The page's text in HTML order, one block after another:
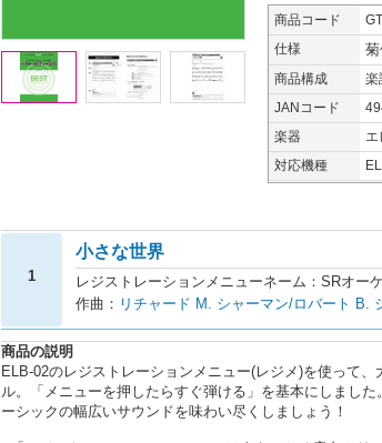
商品コード
仕様
商品構成
楽
JANコード
楽器
エ
対応機種
1
小さな世界
レジストレーションメニューネーム：SRオー
作曲： リチャード M. シャーマン/ロバート B.
商品の説明
ELB-02のレジストレーションメニュー(レジメ)を使って
ル。「メニューを押したらすぐ弾ける」を基本にしまし
ーシックの幅広いサウンドを味わい尽くしましょう！